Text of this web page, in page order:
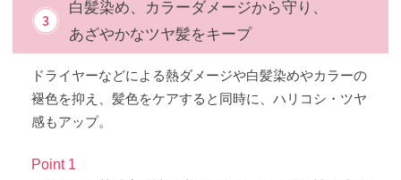
白髪染め、カラーダメージから守り、
あざやかなツヤ髪をキープ
ドライヤーなどによる熱ダメージや白髪染めやカラーの
褪色を抑え、髪色をケアすると同時に、ハリコシ・ツヤ
感もアップ。
Point 1